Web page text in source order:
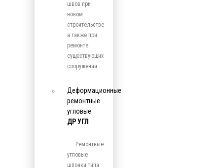
швов при
новом
строительстве
а также при
ремонте
существующих
сооружений.
Деформационные
ремонтные
угловые
ДР УГЛ
Ремонтные
угловые
шпонки типа